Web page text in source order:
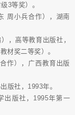
3等奖）。
周小兵合作），湖南
，高等教育出版社，
材奖二等奖）。
作），广西教育出版
版社，1993年。
出版社，1995年第一